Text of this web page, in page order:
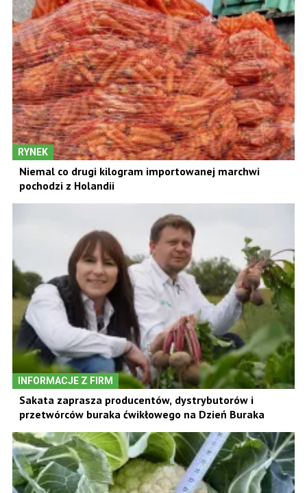
RYNEK
Niemal co drugi kilogram importowanej marchwi
pochodzi z Holandii
INFORMACJE Z FIRM
Sakata zaprasza producentów, dystrybutorów i
przetwórców buraka ćwikłowego na Dzień Buraka